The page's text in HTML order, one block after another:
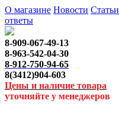
О магазине Новости Статьи
ответы
8-909-067-49-13
8-963-542-04-30
8-912-750-94-65
8(3412)904-603
Цены и наличие товара
уточняйте у менеджеров